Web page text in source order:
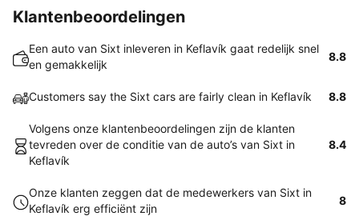
Klantenbeoordelingen
Een auto van Sixt inleveren in Keflavík gaat redelijk snel
en gemakkelijk
8.8
Customers say the Sixt cars are fairly clean in Keflavík 8.8
Volgens onze klantenbeoordelingen zijn de klanten
tevreden over de conditie van de auto’s van Sixt in
Keflavík
8.4
Onze klanten zeggen dat de medewerkers van Sixt in
Keflavík erg efficiënt zijn
8